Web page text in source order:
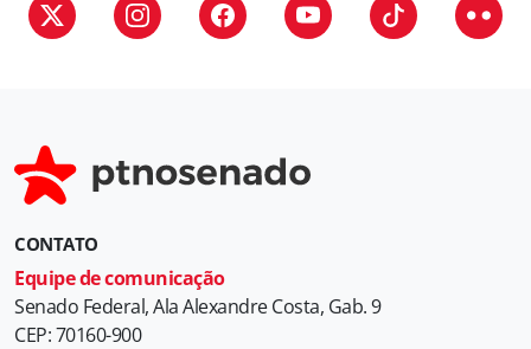
CONTATO
Equipe de comunicação
Senado Federal, Ala Alexandre Costa, Gab. 9
CEP: 70160-900